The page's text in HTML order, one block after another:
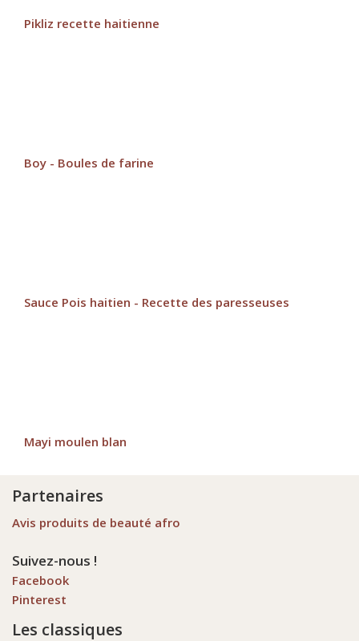
Pikliz recette haitienne
Boy - Boules de farine
Sauce Pois haitien - Recette des paresseuses
Mayi moulen blan
Partenaires
Avis produits de beauté afro
Suivez-nous !
Facebook
Pinterest
Les classiques